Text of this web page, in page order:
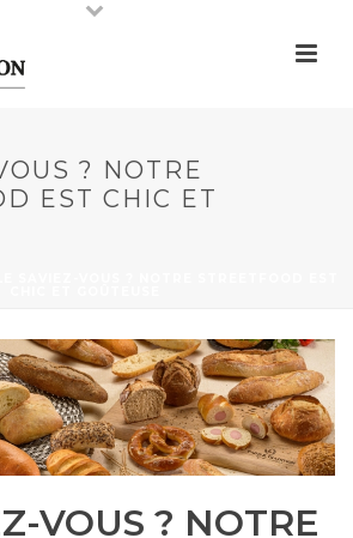
? NOTRE
EST CHIC ET
VOUS ? NOTRE